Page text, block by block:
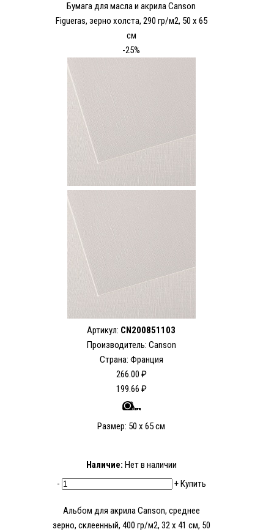
Бумага для масла и акрила Canson
Figueras, зерно холста, 290 гр/м2, 50 x 65
см
-25%
Артикул: CN200851103
Производитель: Canson
Страна: Франция
266.00 ₽
199.66 ₽
Размер: 50 x 65 см
Наличие: Нет в наличии
-
+Купить
Альбом для акрила Canson, среднее
зерно, склеенный, 400 гр/м2, 32 x 41 см, 50